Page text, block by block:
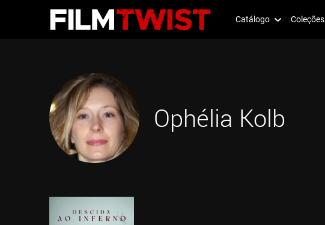
Catálogo Coleções
Ophélia Kolb